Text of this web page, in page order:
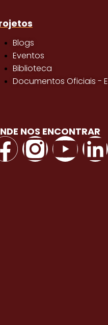
Blogs
Eventos
Biblioteca
Documentos Oficiais -
NOS ENCONTRAR